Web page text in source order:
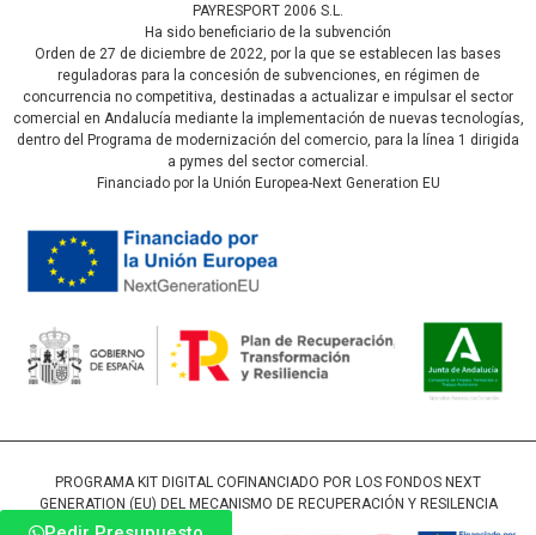
PAYRESPORT 2006 S.L.
Ha sido beneficiario de la subvención
Orden de 27 de diciembre de 2022, por la que se establecen las bases
reguladoras para la concesión de subvenciones, en régimen de
concurrencia no competitiva, destinadas a actualizar e impulsar el sector
comercial en Andalucía mediante la implementación de nuevas tecnologías,
dentro del Programa de modernización del comercio, para la línea 1 dirigida
a pymes del sector comercial.
Financiado por la Unión Europea-Next Generation EU
PROGRAMA KIT DIGITAL COFINANCIADO POR LOS FONDOS NEXT
GENERATION (EU) DEL MECANISMO DE RECUPERACIÓN Y RESILENCIA